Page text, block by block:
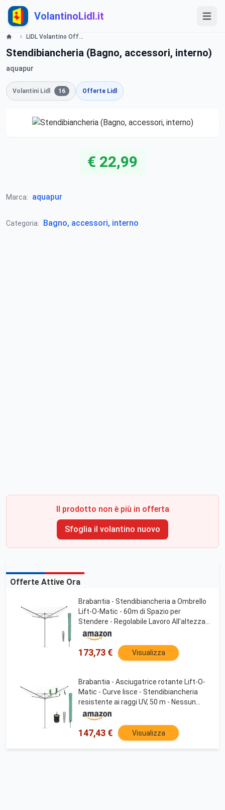
VolantinoLidl.it
LIDL Volantino Offerte e Promozioni - Bagno - Offerte valide dal 4 luglio 2016 Lidl
Stendibiancheria (Bagno, accessori, interno)
aquapur
Volantini Lidl 16 Offerte Lidl
€ 22,99
Marca: aquapur
Categoria: Bagno, accessori, interno
Il prodotto non è più in offerta
Sfoglia il volantino nuovo
Offerte Attive Ora
Brabantia - Stendibiancheria a Ombrello
Lift-O-Matic - 60m di Spazio per
Stendere - Regolabile Lavoro All'altezza
(129-187 cm) - con Picchetto (45mm) e
Custodia - Metallic Grey - ø 295cm
173,73 € Visualizza
Brabantia - Asciugatrice rotante Lift-O-
Matic - Curve lisce - Stendibiancheria
resistente ai raggi UV, 50 m - Nessun
cedimento - Adatto anche per
appendiabiti - Grigio metallizzato - ø 295
cm
147,43 € Visualizza